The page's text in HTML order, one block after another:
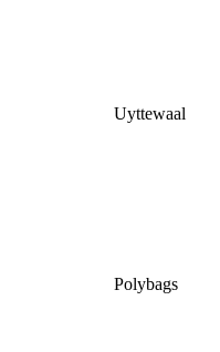
Uyttewaal
Polybags